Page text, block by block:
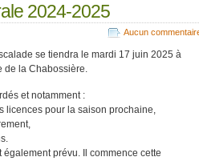
2024-2025
Aucun
se tiendra le mardi 17 juin 2025 à
de la Chabossière.
et notamment :
licences pour la saison prochaine,
prévu. Il commence cette